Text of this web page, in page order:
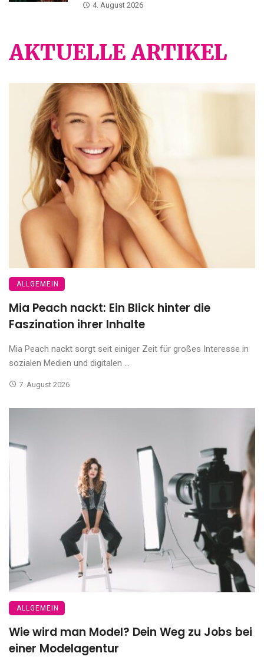
4. August 2026
AKTUELLE ARTIKEL
ALLGEMEIN
Mia Peach nackt: Ein Blick hinter die
Faszination ihrer Inhalte
Mia Peach nackt sorgt seit einiger Zeit für großes Interesse in
sozialen Medien und digitalen ...
7. August 2026
ALLGEMEIN
Wie wird man Model? Dein Weg zu Jobs bei
einer Modelagentur